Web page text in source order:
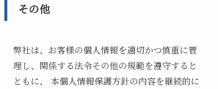
その他
弊社は、お客様の個人情報を適切かつ慎重に管
理し、関係する法令その他の規範を遵守すると
ともに、 本個人情報保護方針の内容を継続的に